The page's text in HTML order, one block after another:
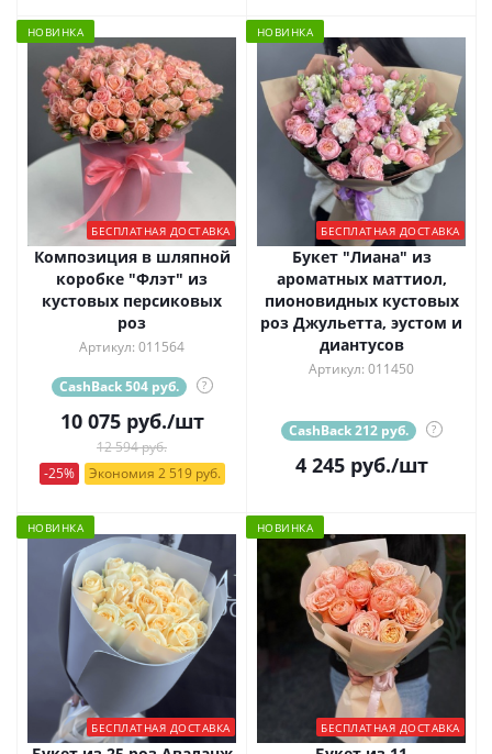
НОВИНКА
БЕСПЛАТНАЯ ДОСТАВКА
Композиция в шляпной
коробке "Флэт" из
кустовых персиковых
роз
Артикул: 011564
CashBack 504 руб. ?
10 075руб./шт
12 594 руб.
-25%
Экономия 2 519 руб.
НОВИНКА
БЕСПЛАТНАЯ ДОСТАВКА
Букет "Лиана" из
ароматных маттиол,
пионовидных кустовых
роз Джульетта, эустом и
диантусов
Артикул: 011450
CashBack 212 руб. ?
4 245руб./шт
НОВИНКА
БЕСПЛАТНАЯ ДОСТАВКА
НОВИНКА
БЕСПЛАТНАЯ ДОСТАВКА